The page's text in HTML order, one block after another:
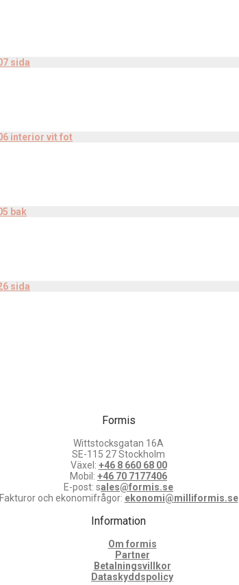
Formis
Wittstocksgatan 16A
SE-115 27 Stockholm
Växel: +46 8 660 68 00
Mobil: +46 70 7177406
E-post: sales@formis.se
Fakturor och ekonomifrågor: ekonomi@milliformis.se
Information
Om formis
Partner
Betalningsvillkor
Dataskyddspolicy